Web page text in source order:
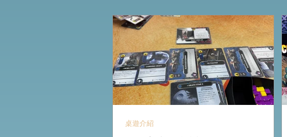
桌遊介紹